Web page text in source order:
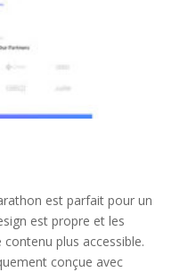
est parfait pour un
est propre et les
plus accessible.
conçue avec